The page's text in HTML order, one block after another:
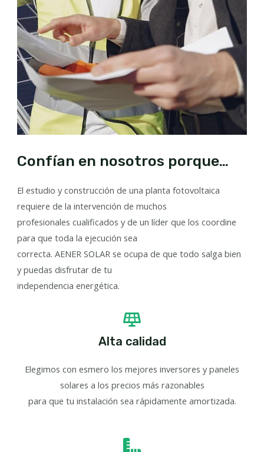
Confían en nosotros porque…
El estudio y construcción de una planta fotovoltaica
requiere de la intervención de muchos
profesionales cualificados y de un líder que los coordine
para que toda la ejecución sea
correcta. AENER SOLAR se ocupa de que todo salga bien
y puedas disfrutar de tu
independencia energética.
Alta calidad
Elegimos con esmero los mejores inversores y paneles
solares a los precios más razonables
para que tu instalación sea rápidamente amortizada.